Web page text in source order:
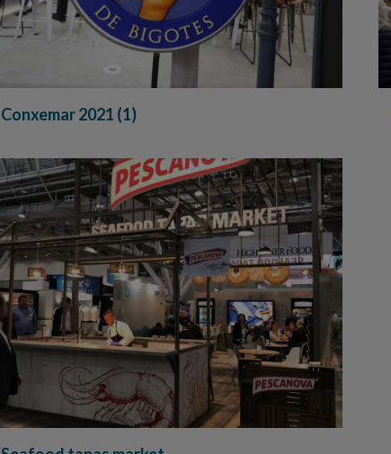
Conxemar 2021 (1)